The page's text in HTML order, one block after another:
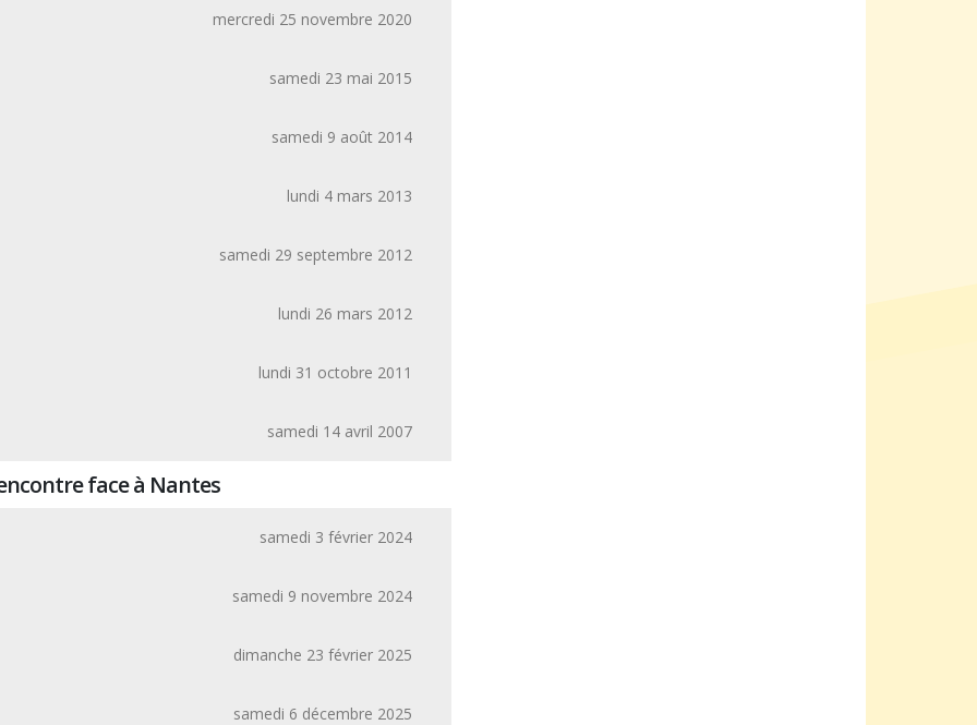
mercredi 25 novembre 2020
samedi 23 mai 2015
samedi 9 août 2014
lundi 4 mars 2013
samedi 29 septembre 2012
lundi 26 mars 2012
lundi 31 octobre 2011
samedi 14 avril 2007
face à Nantes
samedi 3 février 2024
samedi 9 novembre 2024
dimanche 23 février 2025
samedi 6 décembre 2025